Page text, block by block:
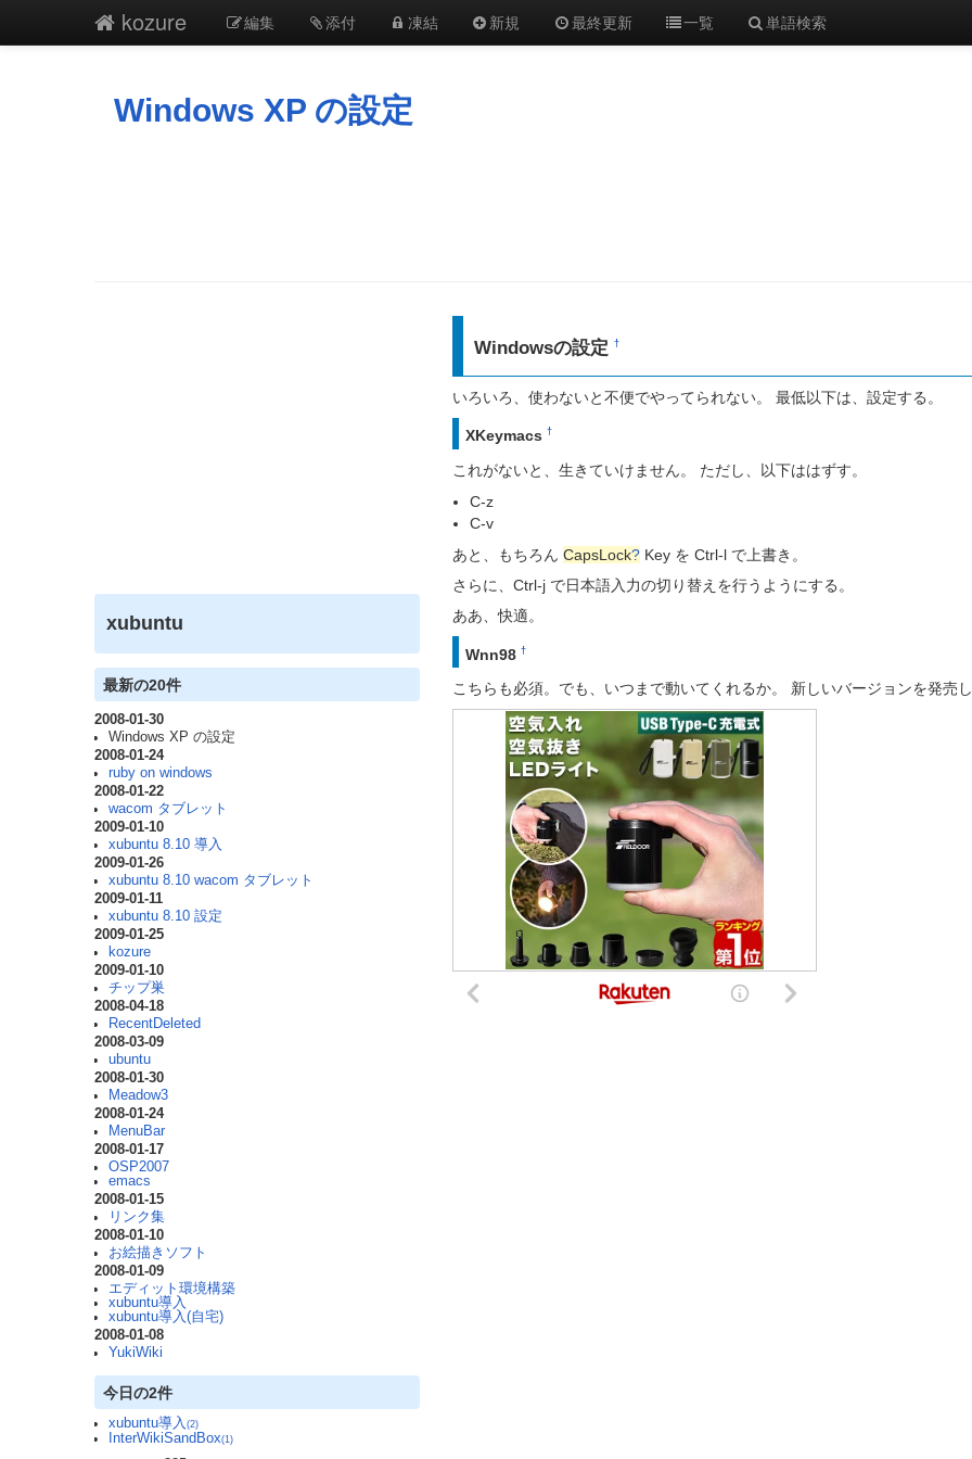
kozure 編集 添付 凍結 新規 最終更新 一覧 単語検索
Windows XP の設定
xubuntu
最新の20件
2008-01-30
Windows XP の設定
2008-01-24
ruby on windows
2008-01-22
wacom タブレット
2009-01-10
xubuntu 8.10 導入
2009-01-26
xubuntu 8.10 wacom タブレット
2009-01-11
xubuntu 8.10 設定
2009-01-25
kozure
2009-01-10
チップ巣
2008-04-18
RecentDeleted
2008-03-09
ubuntu
2008-01-30
Meadow3
2008-01-24
MenuBar
2008-01-17
OSP2007
emacs
2008-01-15
リンク集
2008-01-10
お絵描きソフト
2008-01-09
エディット環境構築
xubuntu導入
xubuntu導入(自宅)
2008-01-08
YukiWiki
今日の2件
xubuntu導入 (2)
InterWikiSandBox(1)
Windowsの設定†
いろいろ、使わないと不便でやってられない。 最低以下は、設定する。
XKeymacs †
これがないと、生きていけません。 ただし、以下ははずす。
C-z
C-v
あと、もちろん CapsLock? Key を Ctrl-l で上書き。
さらに、Ctrl-j で日本語入力の切り替えを行うようにする。
ああ、快適。
Wnn98 †
こちらも必須。でも、いつまで動いてくれるか。 新しいバージョンを発売